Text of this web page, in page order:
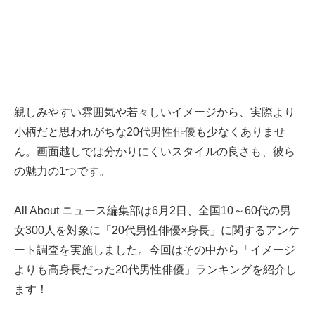
親しみやすい雰囲気や若々しいイメージから、実際より
小柄だと思われがちな20代男性俳優も少なくありませ
ん。画面越しでは分かりにくいスタイルの良さも、彼ら
の魅力の1つです。
All About ニュース編集部は6月2日、全国10～60代の男
女300人を対象に「20代男性俳優×身長」に関するアンケ
ート調査を実施しました。今回はその中から「イメージ
よりも高身長だった20代男性俳優」ランキングを紹介し
ます！